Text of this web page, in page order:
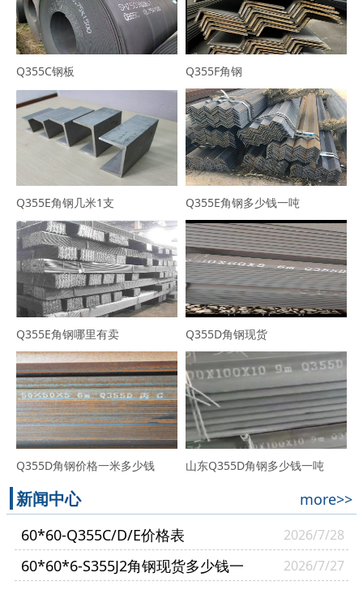
Q355C钢板 Q355F角钢
Q355E角钢几米1支 Q355E角钢多少钱一吨
Q355E角钢哪里有卖 Q355D角钢现货
Q355D角钢价格一米多少钱 山东Q355D角钢多少钱一吨
新闻中心
more>>
60*60-Q355C/D/E价格表
2026/7/28
60*60*6-S355J2角钢现货多少钱一
2026/7/27